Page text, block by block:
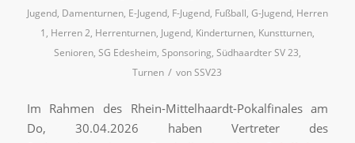
Jugend, Damenturnen, E-Jugend, F-Jugend, Fußball, G-Jugend, Herren
1 , Herren 2, Herrenturnen, Jugend, Kinderturnen, Kunstturnen,
Senioren, SG Edesheim, Sponsoring, Südhaardter SV 23,
Turnen / vonSSV23
Im Rahmen des Rhein-Mittelhaardt-Pokalfinales am
Do, 30.04.2026 haben Vertreter des